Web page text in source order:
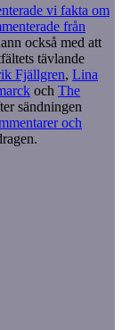
vi fakta om
från
också med att
tävlande
Fjällgren, Lina
och The
sändningen
och